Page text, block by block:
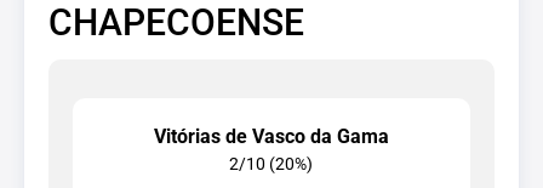
CHAPECOENSE
Vitórias de Vasco da Gama
2/10 (20%)